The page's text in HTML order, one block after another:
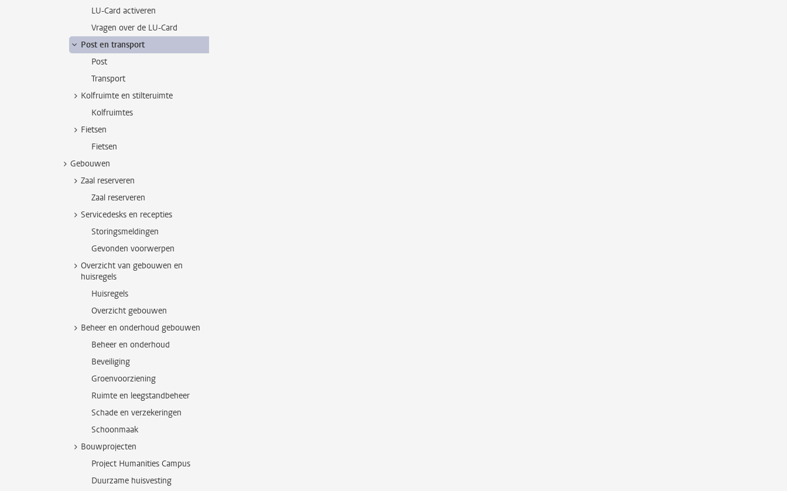
LU-Card activeren
Vragen over de LU-Card
Post en transport
Post
Transport
Kolfruimte en stilteruimte
Kolfruimtes
Fietsen
Fietsen
Gebouwen
Zaal reserveren
Zaal reserveren
Servicedesks en recepties
Storingsmeldingen
Gevonden voorwerpen
Overzicht van gebouwen en
huisregels
Huisregels
Overzicht gebouwen
Beheer en onderhoud gebouwen
Beheer en onderhoud
Beveiliging
Groenvoorziening
Ruimte en leegstandbeheer
Schade en verzekeringen
Schoonmaak
Bouwprojecten
Project Humanities Campus
Duurzame huisvesting